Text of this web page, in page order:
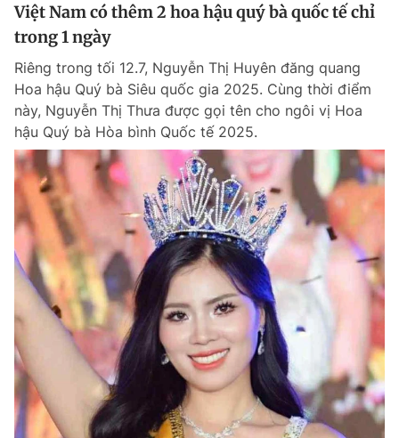
Việt Nam có thêm 2 hoa hậu quý bà quốc tế chỉ
trong 1 ngày
Riêng trong tối 12.7, Nguyễn Thị Huyên đăng quang
Hoa hậu Quý bà Siêu quốc gia 2025. Cùng thời điểm
này, Nguyễn Thị Thưa được gọi tên cho ngôi vị Hoa
hậu Quý bà Hòa bình Quốc tế 2025.